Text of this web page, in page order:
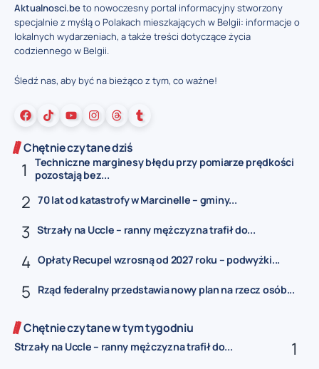
Aktualnosci.beto nowoczesny portal informacyjny stworzony
specjalnie z myślą o Polakach mieszkających w Belgii: informacje o
lokalnych wydarzeniach, a także treści dotyczące życia
codziennego w Belgii.
Śledź nas, aby być na bieżąco z tym, co ważne!
Chętnie czytane dziś
Techniczne marginesy błędu przy pomiarze prędkości
pozostają bez...
70 lat od katastrofy w Marcinelle – gminy...
Strzały na Uccle – ranny mężczyzna trafił do...
Opłaty Recupel wzrosną od 2027 roku – podwyżki...
Rząd federalny przedstawia nowy plan na rzecz osób...
Chętnie czytane w tym tygodniu
Strzały na Uccle – ranny mężczyzna trafił do...